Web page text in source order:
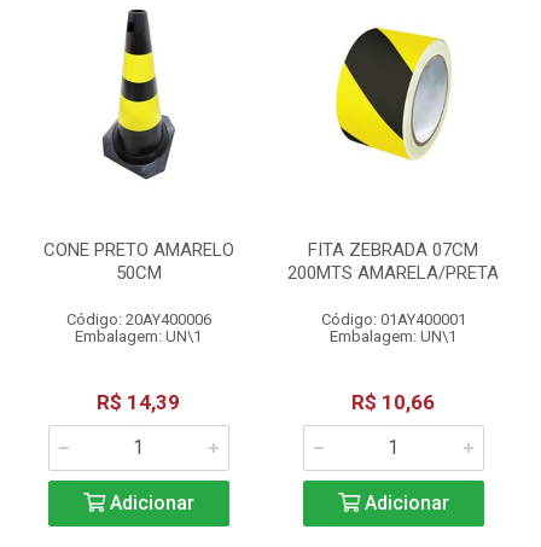
CONE PRETO AMARELO
50CM
Código: 20AY400006
Embalagem: UN\1
R$ 14,39
Adicionar
FITA ZEBRADA 07CM
200MTS AMARELA/PRETA
Código: 01AY400001
Embalagem: UN\1
R$ 10,66
Adicionar